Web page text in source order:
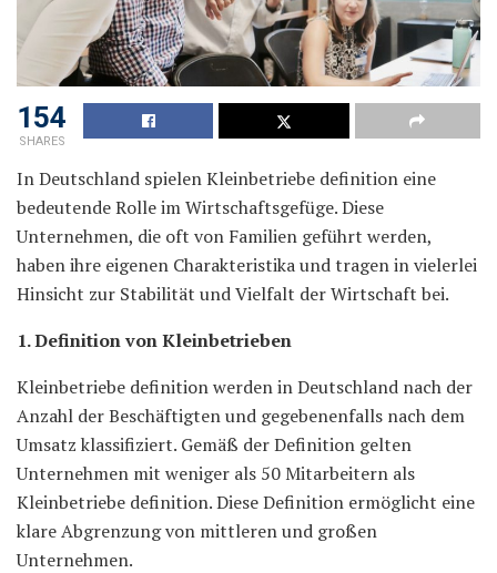
154
SHARES
In Deutschland spielen Kleinbetriebe definition eine
bedeutende Rolle im Wirtschaftsgefüge. Diese
Unternehmen, die oft von Familien geführt werden,
haben ihre eigenen Charakteristika und tragen in vielerlei
Hinsicht zur Stabilität und Vielfalt der Wirtschaft bei.
1. Definition von Kleinbetrieben
Kleinbetriebe definition werden in Deutschland nach der
Anzahl der Beschäftigten und gegebenenfalls nach dem
Umsatz klassifiziert. Gemäß der Definition gelten
Unternehmen mit weniger als 50 Mitarbeitern als
Kleinbetriebe definition. Diese Definition ermöglicht eine
klare Abgrenzung von mittleren und großen
Unternehmen.